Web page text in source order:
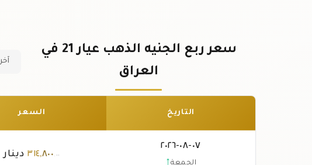
سعر ربع الجنيه الذهب عيار 21 في
العراق
آخر 6 أشهر
التاريخ السعر
٠٧-٠٨-٢٠٢٦
الجمعة
٣١٤,٨٠٠.٠٠ دينار